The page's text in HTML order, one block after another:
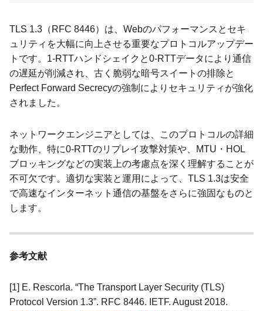
TLS 1.3（RFC 8446）は、Webのパフォーマンスとセキ
ュリティを大幅に向上させる重要なプロトコルアップデー
トです。1-RTTハンドシェイクと0-RTTデータにより通信
の遅延が削減され、古く脆弱な暗号スイートの排除と
Perfect Forward Secrecyの強制によりセキュリティが強化
されました。
ネットワークエンジニアとしては、このプロトコルの詳細
な動作、特に0-RTTのリプレイ攻撃対策や、MTU・HOL
ブロッキングなどの実装上の考慮点を深く理解することが
不可欠です。適切な実装と運用によって、TLS 1.3は安全
で高速なインターネット通信の基盤をさらに強固なものと
します。
参考文献
[1] E. Rescorla. “The Transport Layer Security (TLS)
Protocol Version 1.3”. RFC 8446. IETF. August 2018.